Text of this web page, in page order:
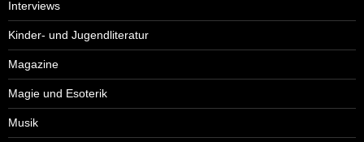
Interviews
Kinder- und Jugendliteratur
Magazine
Magie und Esoterik
Musik